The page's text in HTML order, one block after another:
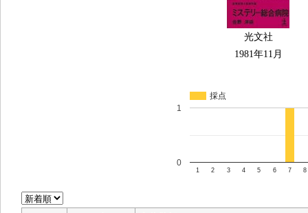
光文社
1981年11月
採点
1 2 3 4 5 6 7 8
0
1